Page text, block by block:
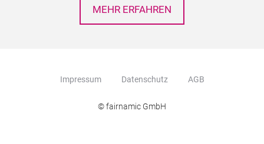
MEHR ERFAHREN
Impressum Datenschutz AGB
© fairnamic GmbH